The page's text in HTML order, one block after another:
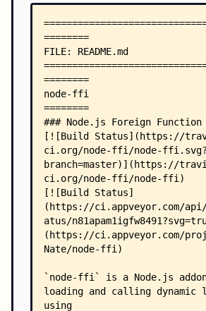
│       ├──
│       ├──
    │       ├── ChangeLog.v1
    │       ├── closure.c
    │       ├── compile
    │       ├── config.guess
    │       ├── config.sub
    │       ├── configure.ac
│       ├──
    │       ├── depcomp
│       ├──
│       ├── generate-
│       ├── generate-
    │       ├── install-sh
    │       ├── libffi.gyp
    │       ├── libffi.pc.in
│       ├── libtool-
    │       ├── LICENSE
    │       ├── mdate-sh
    │       ├── missing
    │       ├── msvcc.sh